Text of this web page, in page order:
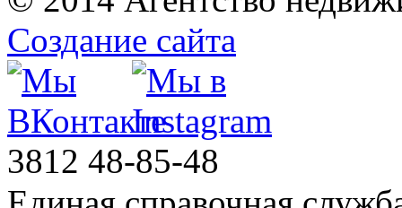
Создание сайта
3812 48-85-48